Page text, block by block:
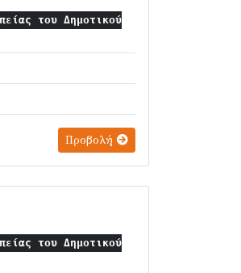
του Δημοτικού
Προβολή
του Δημοτικού